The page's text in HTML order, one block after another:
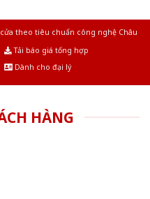
theo tiêu chuẩn công nghệ Châu
Tải báo giá tổng hợp
Dành cho đại lý
HÀNG